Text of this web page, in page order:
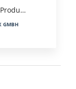
GMBH